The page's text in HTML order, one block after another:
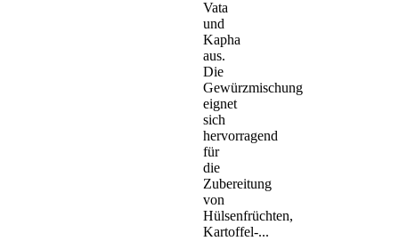
Vata
und
Kapha
aus.
Die
Gewürzmischung
eignet
sich
hervorragend
für
die
Zubereitung
von
Hülsenfrüchten,
Kartoffel-...